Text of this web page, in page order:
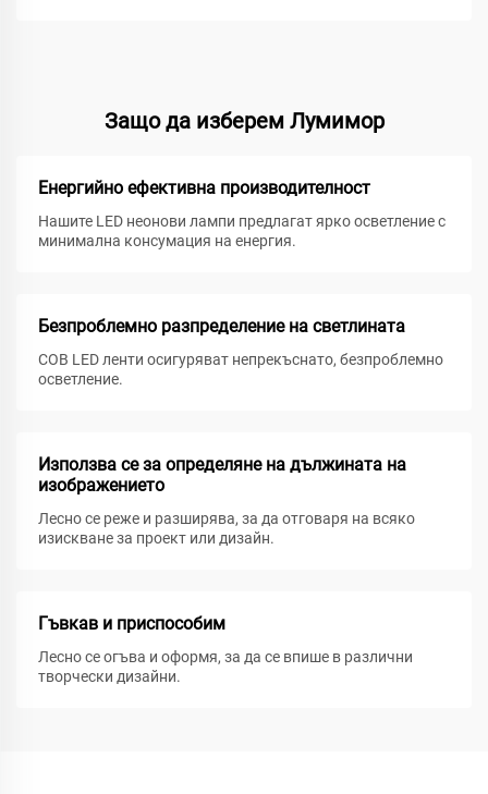
Защо да изберем Лумимор
Енергийно ефективна производителност
Нашите LED неонови лампи предлагат ярко осветление с
минимална консумация на енергия.
Безпроблемно разпределение на светлината
COB LED ленти осигуряват непрекъснато, безпроблемно
осветление.
Използва се за определяне на дължината на
изображението
Лесно се реже и разширява, за да отговаря на всяко
изискване за проект или дизайн.
Гъвкав и приспособим
Лесно се огъва и оформя, за да се впише в различни
творчески дизайни.